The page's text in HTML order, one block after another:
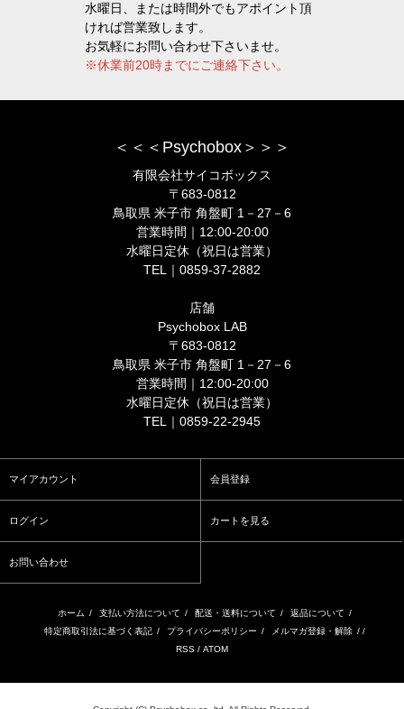
水曜日、または時間外でもアポイント頂
ければ営業致します。
お気軽にお問い合わせ下さいませ。
※休業前20時までにご連絡下さい。
＜＜＜Psychobox＞＞＞
有限会社サイコボックス
〒683-0812
鳥取県 米子市 角盤町 1－27－6
営業時間｜12:00-20:00
水曜日定休（祝日は営業）
TEL｜0859-37-2882
店舗
Psychobox LAB
〒683-0812
鳥取県 米子市 角盤町 1－27－6
営業時間｜12:00-20:00
水曜日定休（祝日は営業）
TEL｜0859-22-2945
マイアカウント 会員登録
ログイン カートを見る
お問い合わせ
ホーム / 支払い方法について / 配送・送料について / 返品について /
特定商取引法に基づく表記 / プライバシーポリシー / メルマガ登録・解除 / /
RSS / ATOM